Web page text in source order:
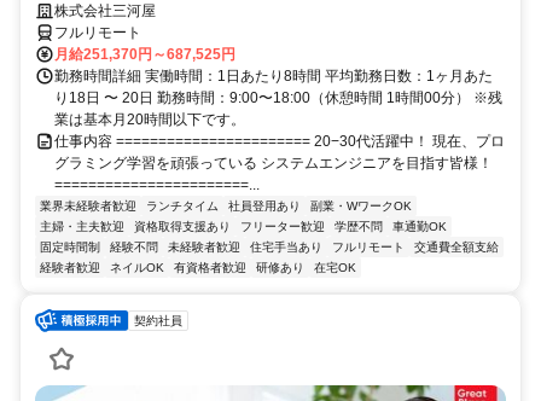
株式会社三河屋
フルリモート
月給251,370円～687,525円
勤務時間詳細 実働時間：1日あたり8時間 平均勤務日数：1ヶ月あた
り18日 〜 20日 勤務時間：9:00〜18:00（休憩時間 1時間00分） ※残
業は基本月20時間以下です。
仕事内容 ======================= 20−30代活躍中！ 現在、プロ
グラミング学習を頑張っている システムエンジニアを目指す皆様！
=======================...
業界未経験者歓迎 ランチタイム 社員登用あり
副業・WワークOK
主婦・主夫歓迎
資格取得支援あり フリーター歓迎 学歴不問
車通勤OK
固定時間制
経験不問 未経験者歓迎 住宅手当あり フルリモート
交通費全額支給
経験者歓迎
ネイルOK 有資格者歓迎 研修あり 在宅OK
契約社員